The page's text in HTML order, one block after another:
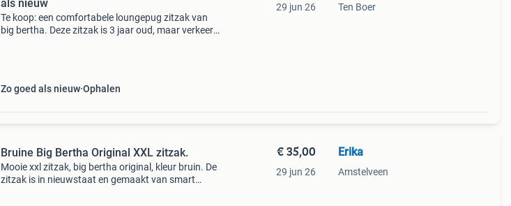
als nieuw
Te koop: een comfortabele loungepug zitzak van
big bertha. Deze zitzak is 3 jaar oud, maar verkeert
Zo goed als nieuw Ophalen
29 jun 26 Ten Boer
Bruine Big Bertha Original XXL zitzak.
Mooie xxl zitzak, big bertha original, kleur bruin. De
zitzak is in nieuwstaat en gemaakt van smart
€ 35,00
29 jun 26
Erika
Amstelveen